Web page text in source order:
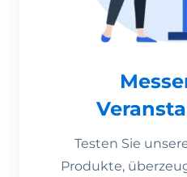
Testen Sie
Produkte,